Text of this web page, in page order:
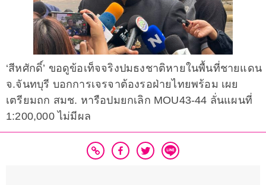
‘สีหศักดิ์’ ขอดูข้อเท็จจริงปมธงชาติหายในพื้นที่ชายแดน
จ.จันทบุรี บอกการเจรจาต้องรอฝ่ายไทยพร้อม เผย
เตรียมถก สมช. หารือปมยกเลิก MOU43-44 ลั่นแผนที่
1:200,000 ไม่มีผล